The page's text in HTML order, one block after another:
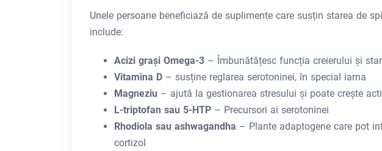
Unele persoane beneficiază de suplimente care susțin starea de
include:
Acizi grași Omega-3 – Îmbunătățesc funcția creierului și
Vitamina D – susține reglarea serotoninei, în special iarna
Magneziu – ajută la gestionarea stresului și poate crește
L-triptofan sau 5-HTP – Precursori ai serotoninei
Rhodiola sau ashwagandha – Plante adaptogene care pot
cortizol